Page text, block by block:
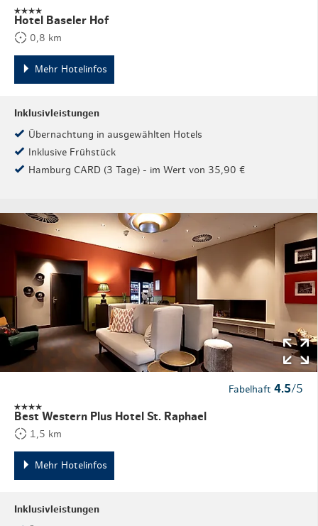
Hotel Baseler Hof
0,8 km
Mehr Hotelinfos
Inklusivleistungen
Übernachtung in ausgewählten Hotels
Inklusive Frühstück
Hamburg CARD (3 Tage) - im Wert von 35,90 €
Fabelhaft4.5/5
Best Western Plus Hotel St. Raphael
1,5 km
Mehr Hotelinfos
Inklusivleistungen